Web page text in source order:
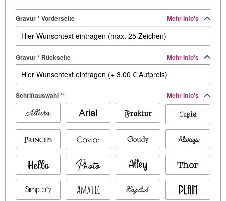
Gravur * Vorderseite Mehr Info's
Gravur * Rückseite Mehr Info's
Schriftauswahl ** Mehr Info's